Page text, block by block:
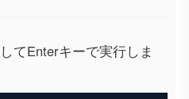
てEnterキーで実行しま